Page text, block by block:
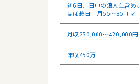
週6日、日中の浪人生含め、
ほぼ終日 月55～85コマ
月収250,000～420,000円
年収450万